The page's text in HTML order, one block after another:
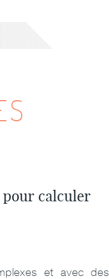
pour calculer
et avec des